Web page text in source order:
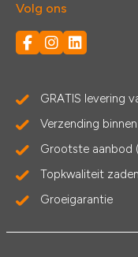
Volg ons
GRATIS levering
Verzending
Grootste aanbod
Topkwaliteit zaden
Groeigarantie